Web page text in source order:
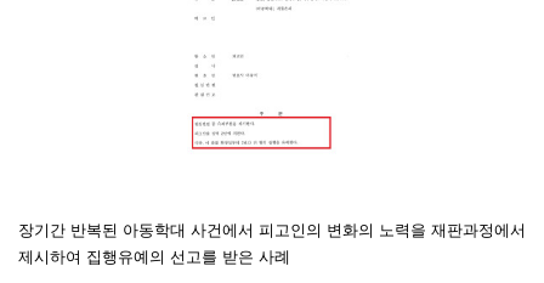
장기간 반복된 아동학대 사건에서 피고인의 변화의 노력을 재판과정에서
제시하여 집행유예의 선고를 받은 사례